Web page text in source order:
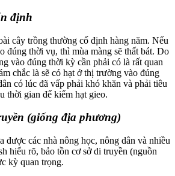
định
cây trồng thường cố định hàng năm. Nếu
đúng thời vụ, thì mùa màng sẽ thất bát. Do
vào đúng thời kỳ cần phải có là rất quan
chắc là sẽ có hạt ở thị trường vào đúng
có lúc đã vấp phải khó khăn và phải tiêu
thời gian để kiếm hạt gieo.
(giống địa phương)
được các nhà nông học, nông dân và nhiều
hiểu rõ, bảo tồn cơ sở di truyền (nguồn
kỳ quan trọng.